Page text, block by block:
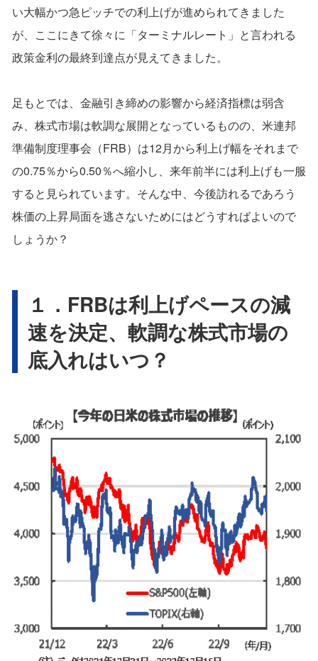
い大幅かつ急ピッチでの利上げが進められてきました
が、ここにきて徐々に「ターミナルレート」と言われる
政策金利の最終到達点が見えてきました。
足もとでは、金融引き締めの影響から経済指標は弱含
み、株式市場は軟調な展開となっているものの、米連邦
準備制度理事会（FRB）は12月から利上げ幅をそれまで
の0.75％から0.50％へ縮小し、来年前半には利上げも一服
すると見られています。そんな中、今後訪れるであろう
株価の上昇局面を逃さないためにはどうすればよいので
しょうか？
１．FRBは利上げペースの減
速を決定、軟調な株式市場の
底入れはいつ？